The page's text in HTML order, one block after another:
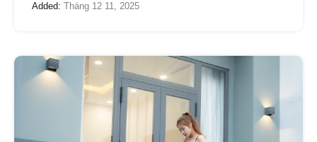
Added: Tháng 12 11, 2025